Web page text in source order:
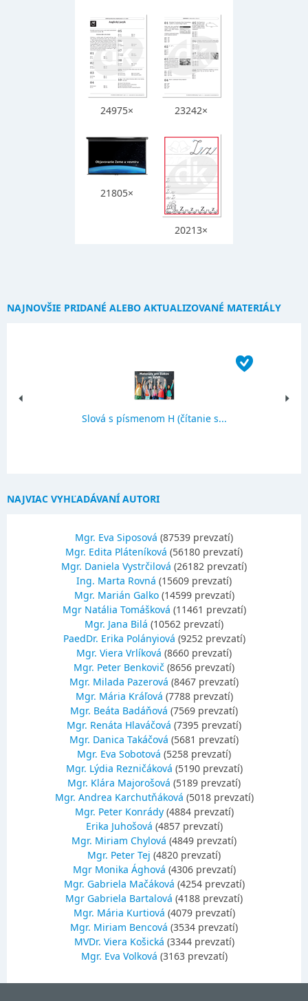
24975× 23242×
21805×
20213×
NAJNOVŠIE PRIDANÉ ALEBO AKTUALIZOVANÉ MATERIÁLY
Slová s písmenom H (čítanie s...
NAJVIAC VYHĽADÁVANÍ AUTORI
Mgr. Eva Siposová (87539 prevzatí)
Mgr. Edita Pláteníková (56180 prevzatí)
Mgr. Daniela Vystrčilová (26182 prevzatí)
Ing. Marta Rovná (15609 prevzatí)
Mgr. Marián Galko(14599 prevzatí)
Mgr Natália Tomášková (11461 prevzatí)
Mgr. Jana Bilá (10562 prevzatí)
PaedDr. Erika Polányiová (9252 prevzatí)
Mgr. Viera Vrlíková (8660 prevzatí)
Mgr. Peter Benkovič (8656 prevzatí)
Mgr. Milada Pazerová (8467 prevzatí)
Mgr. Mária Kráľová (7788 prevzatí)
Mgr. Beáta Badáňová (7569 prevzatí)
Mgr. Renáta Hlaváčová (7395 prevzatí)
Mgr. Danica Takáčová (5681 prevzatí)
Mgr. Eva Sobotová (5258 prevzatí)
Mgr. Lýdia Rezničáková (5190 prevzatí)
Mgr. Klára Majorošová (5189 prevzatí)
Mgr. Andrea Karchutňáková (5018 prevzatí)
Mgr. Peter Konrády(4884 prevzatí)
Erika Juhošová (4857 prevzatí)
Mgr. Miriam Chylová (4849 prevzatí)
Mgr. Peter Tej (4820 prevzatí)
Mgr Monika Ághová (4306 prevzatí)
Mgr. Gabriela Mačáková (4254 prevzatí)
Mgr Gabriela Bartalová (4188 prevzatí)
Mgr. Mária Kurtiová (4079 prevzatí)
Mgr. Miriam Bencová (3534 prevzatí)
MVDr. Viera Košická (3344 prevzatí)
Mgr. Eva Volková (3163 prevzatí)